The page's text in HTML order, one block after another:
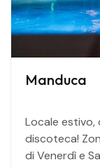
Manduca
Locale
discoteca!
di Venerdì e